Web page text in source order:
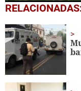
0
seconds
1
minute,
41
seconds